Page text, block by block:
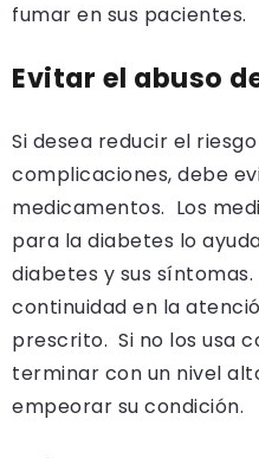
fumar en sus pacientes.
Evitar el abuso
Si desea reducir el
complicaciones, debe
medicamentos. Los
para la diabetes lo
diabetes y sus
continuidad en la
prescrito. Si no los usa
terminar con un nivel
empeorar su condición.